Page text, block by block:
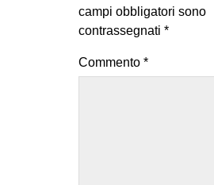
campi obbligatori sono
contrassegnati *
Commento *